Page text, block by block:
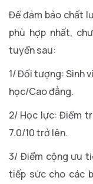
Để đảm bảo chất
phù hợp nhất,
tuyển sau:
1/ Đối tượng: Sinh
học/Cao đẳng.
2/ Học lực: Điểm
7.0/10 trở lên.
3/ Điểm cộng ưu
tiếp sức cho các